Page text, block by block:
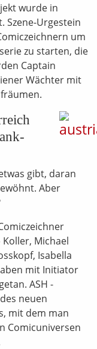
wurde in
Szene-Urgestein
um
zu starten, die
Captain
Wächter mit
gibt, daran
Aber
Michael
Isabella
mit Initiator
ASH -
neuen
mit dem man
Comicuniversen